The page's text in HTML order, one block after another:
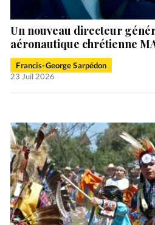
Un nouveau directeur
aéronautique chrétienne
Francis-George Sarpédon
23 Juil 2026